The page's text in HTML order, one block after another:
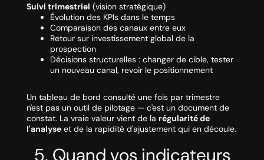
Suivi trimestriel (vision stratégique)
Évolution des KPIs dans le temps
Comparaison des canaux entre eux
Retour sur investissement global de la
prospection
Décisions structurelles : changer de cible, tester
un nouveau canal, revoir le positionnement
Un tableau de bord consulté une fois par trimestre
n'est pas un outil de pilotage — c'est un document de
constat. La vraie valeur vient de la régularité de
l'analyseet de la rapidité d'ajustement qui en découle.
5. Quand vos indicateurs